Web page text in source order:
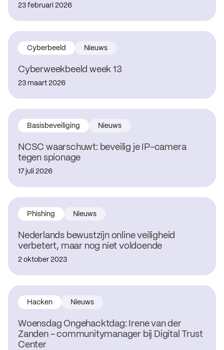
23 februari 2026
Cyberweekbeeld week 13
Cyberbeeld Nieuws
23 maart 2026
NCSC waarschuwt: beveilig je IP-camera
tegen spionage
Basisbeveiliging Nieuws
17 juli 2026
Nederlands bewustzijn online veiligheid
verbetert, maar nog niet voldoende
Phishing Nieuws
2 oktober 2023
Woensdag Ongehacktdag: Irene van der
Zanden - communitymanager bij Digital Trust
Center
Hacken Nieuws